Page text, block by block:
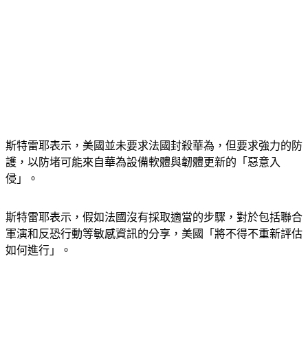
斯特雷耶表示，美國並未要求法國封殺華為，但要求強力的防
護，以防堵可能來自華為設備軟體與韌體更新的「惡意入
侵」。
斯特雷耶表示，假如法國沒有採取適當的步驟，對於包括聯合
軍演和反恐行動等敏感資訊的分享，美國「將不得不重新評估
如何進行」。